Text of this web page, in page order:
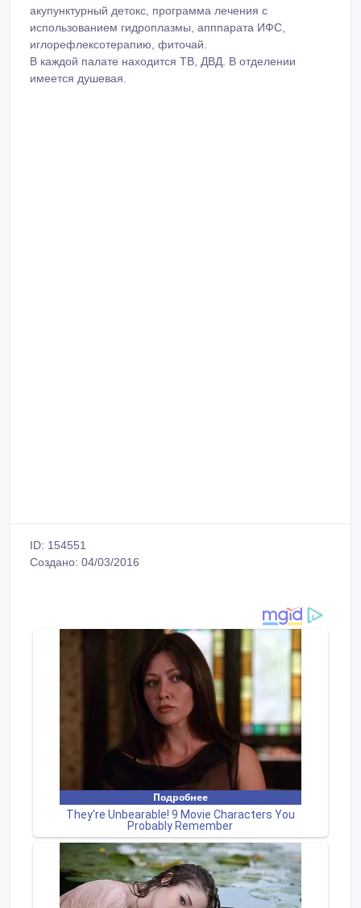
акупунктурный детокс, программа лечения с
использованием гидроплазмы, апппарата ИФС,
иглорефлексотерапию, фиточай.
В каждой палате находится ТВ, ДВД. В отделении
имеется душевая.
ID: 154551
Создано: 04/03/2016